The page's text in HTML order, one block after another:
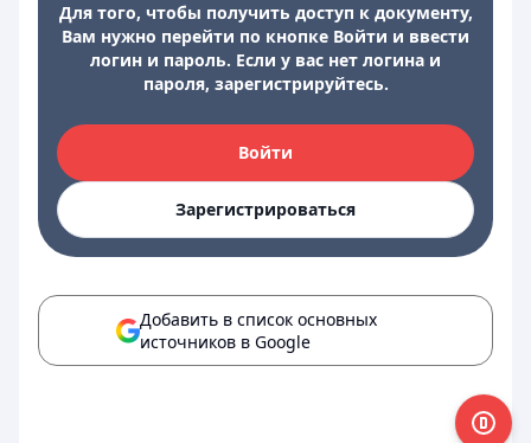
Для того, чтобы получить доступ к документу,
Вам нужно перейти по кнопке Войти и ввести
логин и пароль. Если у вас нет логина и
пароля, зарегистрируйтесь.
Войти
Зарегистрироваться
Добавить в список основных
источников в Google